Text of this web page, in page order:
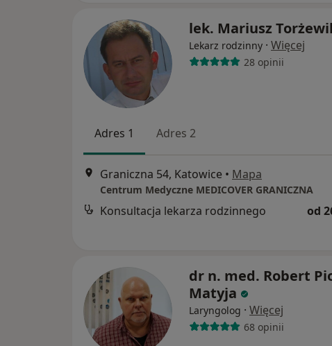
lek. Mariusz
Lekarz rodzinny · Więcej
28 opinii
Adres 1 Adres 2
Graniczna 54, Katowice • Mapa
Centrum Medyczne MEDICOVER GRANICZNA
Konsultacja lekarza rodzinnego od
dr n. med. Robert
Matyja
Laryngolog · Więcej
68 opinii